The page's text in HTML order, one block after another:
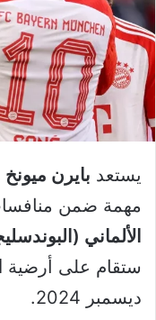
يستعد بايرن ميونخ
مهمة ضمن منافسات
الألماني
ستقام على أرضية
ديسمبر 2024.